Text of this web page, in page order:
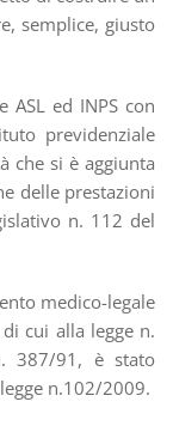
semplice, giusto
ASL ed INPS con
previdenziale
che si è aggiunta
delle prestazioni
n. 112 del
medico-legale
cui alla legge n.
387/91, è stato
n.102/2009.